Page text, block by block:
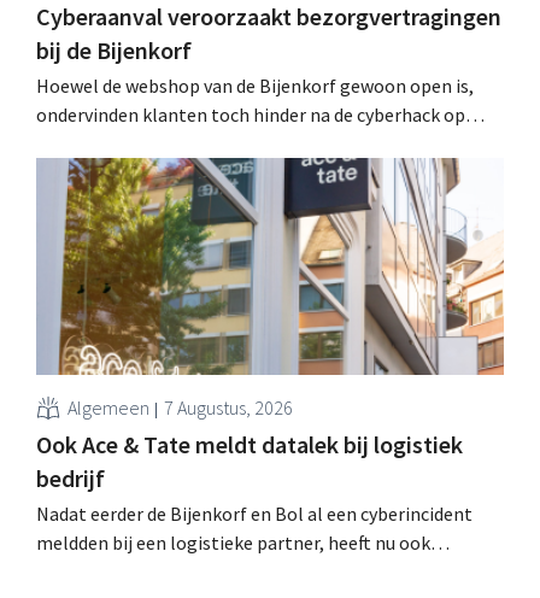
Cyberaanval veroorzaakt bezorgvertragingen
bij de Bijenkorf
Hoewel de webshop van de Bijenkorf gewoon open is,
ondervinden klanten toch hinder na de cyberhack op
bestelt, ontvangt de producten pas vanaf 4 september.
Algemeen 7 Augustus, 2026
Ook Ace & Tate meldt datalek bij logistiek
bedrijf
Nadat eerder de Bijenkorf en Bol al een cyberincident
meldden bij een logistieke partner, heeft nu ook